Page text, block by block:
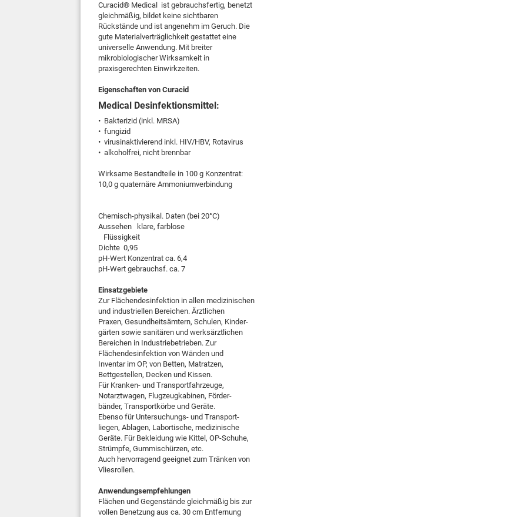
Curacid® Medical ist gebrauchsfertig, benetzt
gleichmäßig, bildet keine sichtbaren
Rückstände und ist angenehm im Geruch. Die
gute Materialverträglichkeit gestattet eine
universelle Anwendung. Mit breiter
mikrobiologischer Wirksamkeit in
praxisgerechten Einwirkzeiten.
Eigenschaften von Curacid
Medical Desinfektionsmittel:
• Bakterizid (inkl. MRSA)
• fungizid
• virusinaktivierend inkl. HIV/HBV, Rotavirus
• alkoholfrei, nicht brennbar
Wirksame Bestandteile in 100 g Konzentrat:
10,0 g quaternäre Ammoniumverbindung
Chemisch-physikal. Daten (bei 20°C)
Aussehen klare, farblose
Flüssigkeit
Dichte 0,95
pH-Wert Konzentrat ca. 6,4
pH-Wert gebrauchsf. ca. 7
Einsatzgebiete
Zur Flächendesinfektion in allen medizinischen
und industriellen Bereichen. Ärztlichen
Praxen, Gesundheitsämtern, Schulen, Kinder-
gärten sowie sanitären und werksärztlichen
Bereichen in Industriebetrieben. Zur
Flächendesinfektion von Wänden und
Inventar im OP, von Betten, Matratzen,
Bettgestellen, Decken und Kissen.
Für Kranken- und Transportfahrzeuge,
Notarztwagen, Flugzeugkabinen, Förder-
bänder, Transportkörbe und Geräte.
Ebenso für Untersuchungs- und Transport-
liegen, Ablagen, Labortische, medizinische
Geräte. Für Bekleidung wie Kittel, OP-Schuhe,
Strümpfe, Gummischürzen, etc.
Auch hervorragend geeignet zum Tränken von
Vliesrollen.
Anwendungsempfehlungen
Flächen und Gegenstände gleichmäßig bis zur
vollen Benetzung aus ca. 30 cm Entfernung